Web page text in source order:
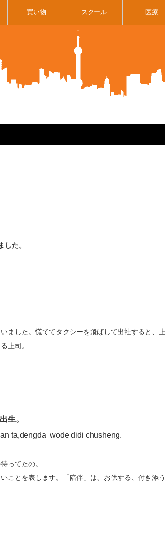
買い物 スクール 医療
た。
ました。慌ててタクシーを飛ばして出社すると、上
上司。
生。
ta,dengdai wode didi chusheng.
ってたの。
ことを表します。「陪伴」は、お供する、付き添う